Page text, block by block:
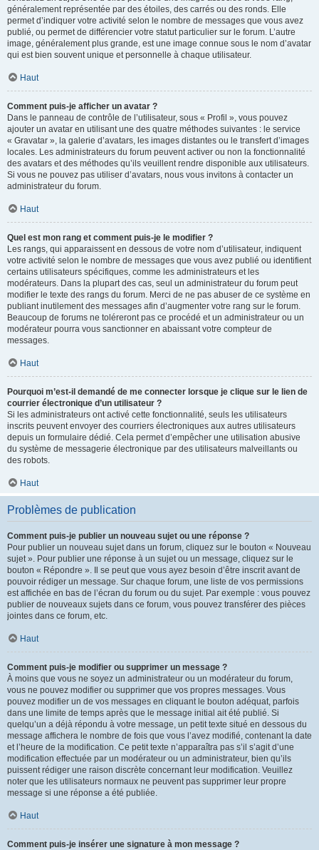
généralement représentée par des étoiles, des carrés ou des ronds. Elle
permet d’indiquer votre activité selon le nombre de messages que vous avez
publié, ou permet de différencier votre statut particulier sur le forum. L’autre
image, généralement plus grande, est une image connue sous le nom d’avatar
qui est bien souvent unique et personnelle à chaque utilisateur.
Haut
Comment puis-je afficher un avatar ?
Dans le panneau de contrôle de l’utilisateur, sous « Profil », vous pouvez
ajouter un avatar en utilisant une des quatre méthodes suivantes : le service
« Gravatar », la galerie d’avatars, les images distantes ou le transfert d’images
locales. Les administrateurs du forum peuvent activer ou non la fonctionnalité
des avatars et des méthodes qu’ils veuillent rendre disponible aux utilisateurs.
Si vous ne pouvez pas utiliser d’avatars, nous vous invitons à contacter un
administrateur du forum.
Haut
Quel est mon rang et comment puis-je le modifier ?
Les rangs, qui apparaissent en dessous de votre nom d’utilisateur, indiquent
votre activité selon le nombre de messages que vous avez publié ou identifient
certains utilisateurs spécifiques, comme les administrateurs et les
modérateurs. Dans la plupart des cas, seul un administrateur du forum peut
modifier le texte des rangs du forum. Merci de ne pas abuser de ce système en
publiant inutilement des messages afin d’augmenter votre rang sur le forum.
Beaucoup de forums ne toléreront pas ce procédé et un administrateur ou un
modérateur pourra vous sanctionner en abaissant votre compteur de
messages.
Haut
Pourquoi m’est-il demandé de me connecter lorsque je clique sur le lien de
courrier électronique d’un utilisateur ?
Si les administrateurs ont activé cette fonctionnalité, seuls les utilisateurs
inscrits peuvent envoyer des courriers électroniques aux autres utilisateurs
depuis un formulaire dédié. Cela permet d’empêcher une utilisation abusive
du système de messagerie électronique par des utilisateurs malveillants ou
des robots.
Haut
Problèmes de publication
Comment puis-je publier un nouveau sujet ou une réponse ?
Pour publier un nouveau sujet dans un forum, cliquez sur le bouton « Nouveau
sujet ». Pour publier une réponse à un sujet ou un message, cliquez sur le
bouton « Répondre ». Il se peut que vous ayez besoin d’être inscrit avant de
pouvoir rédiger un message. Sur chaque forum, une liste de vos permissions
est affichée en bas de l’écran du forum ou du sujet. Par exemple : vous pouvez
publier de nouveaux sujets dans ce forum, vous pouvez transférer des pièces
jointes dans ce forum, etc.
Haut
Comment puis-je modifier ou supprimer un message ?
À moins que vous ne soyez un administrateur ou un modérateur du forum,
vous ne pouvez modifier ou supprimer que vos propres messages. Vous
pouvez modifier un de vos messages en cliquant le bouton adéquat, parfois
dans une limite de temps après que le message initial ait été publié. Si
quelqu’un a déjà répondu à votre message, un petit texte situé en dessous du
message affichera le nombre de fois que vous l’avez modifié, contenant la date
et l’heure de la modification. Ce petit texte n’apparaîtra pas s’il s’agit d’une
modification effectuée par un modérateur ou un administrateur, bien qu’ils
puissent rédiger une raison discrète concernant leur modification. Veuillez
noter que les utilisateurs normaux ne peuvent pas supprimer leur propre
message si une réponse a été publiée.
Haut
Comment puis-je insérer une signature à mon message ?